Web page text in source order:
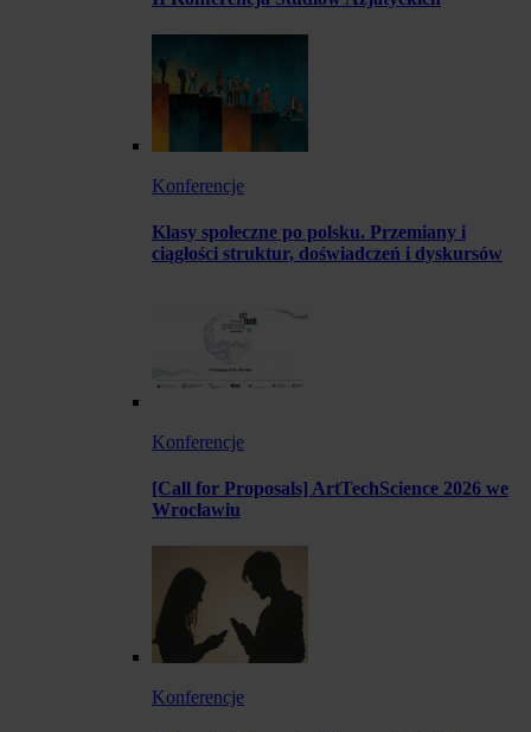
Konferencje
Klasy społeczne po polsku. Przemiany i
ciągłości struktur, doświadczeń i dyskursów
Konferencje
[Call for Proposals] ArtTechScience 2026 we
Wrocławiu
Konferencje